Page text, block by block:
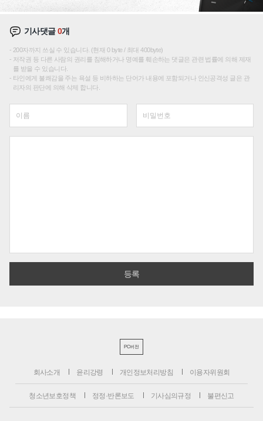
기사댓글0개
200자까지 쓰실 수 있습니다. (현재 0 byte / 최대 400byte)
저작권 등 다른 사람의 권리를 침해하거나 명예를 훼손하는 댓글은 관련 법률에 의해 제재
를 받을 수 있습니다.
타인에게 불쾌감을 주는 욕설 등 비하하는 단어가 내용에 포함되거나 인신공격성 글은 관
리자의 판단에 의해 삭제 합니다.
PC버전
회사소개 윤리강령 개인정보처리방침 이용자위원회
청소년보호정책 정정·반론보도 기사심의규정 불편신고